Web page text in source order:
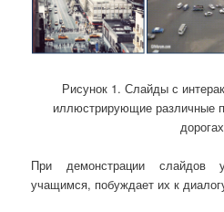
Рисунок 1. Слайды с
иллюстрирующие различные
При демонстрации слайдов
учащимся, побуждает их к